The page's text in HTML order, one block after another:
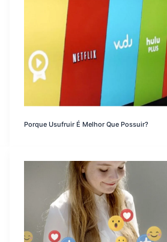
Porque Usufruir É Melhor Que Possuir?